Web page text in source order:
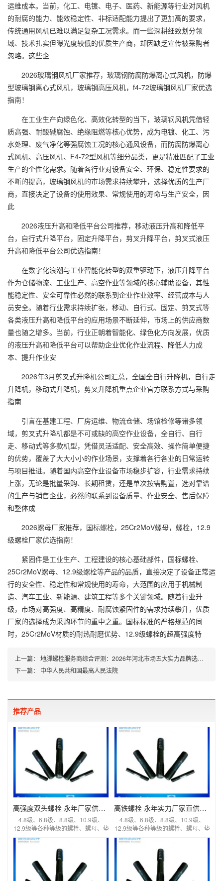
运维成本。当前，化工、电镀、电子、医药、新能源等行业对风机
的耐腐的能力、能效稳定性、非标适配能力提出了更加高的要求，
传统通用风机已难以满足复杂工况需求。而一些深耕细致划分领
域、技术扎实但曝光度较低的优质生产商，却因缺乏宣传被采购者
忽略。这些企
2026玻璃钢风机厂家推荐，玻璃钢防腐防爆离心式风机，防爆
型玻璃钢离心式风机，玻璃钢高压风机，f4-72玻璃钢风机厂家优选
指南！
在工业生产向绿色化、高效化转型的当下，玻璃钢风机凭借轻
质高强、耐酸碱腐蚀、绝缘阻燃等核心优势，成为电镀、化工、污
水处理、废气净化等强腐蚀工况的核心通风设备，而防腐防爆离心
式风机、高压风机、F4-72型风机等细分品类，更是精准匹配了工业
生产的个性化需求。随着各行业对设备安全、环保、稳定性要求的
不断的提高，玻璃钢风机的市场需求持续攀升，选择优质的生产厂
商，直接决定了设备的使用效果、常规使用的寿命与生产安全，因
此
2026液压升高和降低平台公司推荐，移动液压升高和降低平
台，自行式升降平台，固定升降平台，剪叉升降平台，剪叉式液压
升高和降低平台公司优选指南！
在数字化浪潮与工业智能化转型的双重驱动下，液压升降平台
作为仓储物流、工业生产、高空作业等领域的核心辅助设备，其性
能稳定性、安全可靠性必然的联系到企业作业效率、经营成本与人
员安全。随着行业需求持续扩张，移动、自行式、固定、剪叉式等
各类液压升高和降低平台的应用场景不断延伸，市场上的供应商数
量也随之增多。当前，行业正朝着智能化、绿色化方向发展，优质
的液压升高和降低平台可以帮助企业优化作业流程、降低人力成
本、提升作业安
2026年3月剪叉式升降机公司汇总，全国全自行升降机，自行走
升降机，移动式升降机，剪叉升降机重点企业官方联系方式与采购
指南
引言在基建工程、厂房运维、物流仓储、场馆检修等诸多领
域，剪叉式升降机都是不可或缺的高空作业设备，全自行、自行
走、移动式等多款机型，凭借灵活适配、安全高效、操作简单便捷
的优势，覆盖了大大小小的作业场景，支撑着各行各业的日常运转
与项目推进。随着国内高空作业设备市场稳步扩容，行业需求持续
上涨，无论是批量采购、长期租赁，还是单次按需购置，选对靠谱
的生产与销售企业，必然的联系到设备质量、作业安全、售后保障
和整体成
2026螺母厂家推荐，国标螺栓，25Cr2MoV螺母，螺栓，12.9
级螺栓厂家优选指南！
紧固件是工业生产、工程建设的核心基础部件，国标螺栓、
25Cr2MoV螺母、12.9级螺栓等产品的品质，直接决定了设备正常运
行的安全性、稳定性和常规使用的寿命，大范围的应用于机械制
造、汽车工业、新能源、建筑工程等多个关键领域。随着行业升
级，市场对高强度、高精度、耐腐蚀紧固件的需求持续攀升，优质
厂家的选择成为采购环节的重中之重。国标标准的严格规范的同
时，25Cr2MoV材质的耐热耐磨优势、12.9级螺栓的超高强度特
上一篇：
地脚螺栓服务商综合评测：2026年河北市场五大实力品牌选购指南
下一篇：
中华人民共和国最高人民法院
推荐产品
高强度双头螺栓 永年厂家供给很多高强度双头螺栓
4.8级、6.8级、8.8级、10.9级、
12.9级等各种等级的螺栓、螺母、垫
高铁螺栓 永年实力厂家直供很多高铁螺栓
4.8级、6.8级、8.8级、10.9级、
12.9级等各种等级的螺栓、螺母、垫